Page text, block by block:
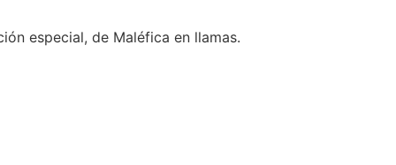
especial, de Maléfica en llamas.